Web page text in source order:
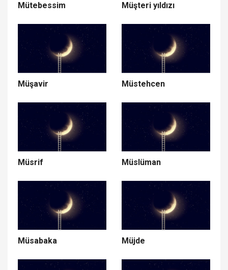
Mütebessim Müşteri yıldızı
Müşavir Müstehcen
Müsrif Müslüman
Müsabaka Müjde